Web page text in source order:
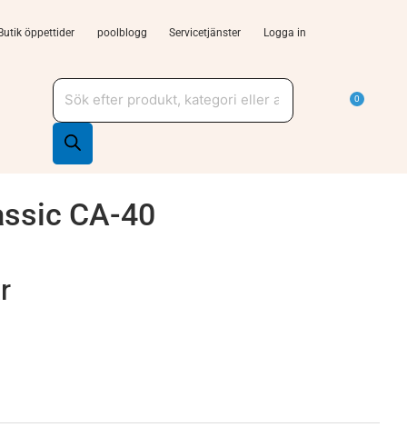
öppettider poolblogg Servicetjänster Logga in
Tjänster och support
Produktsökning 0
CA-40